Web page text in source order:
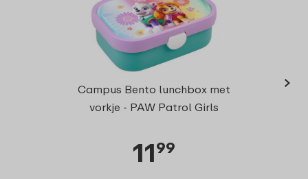
Campus Bento lunchbox met
vorkje - PAW Patrol Girls
1199
›